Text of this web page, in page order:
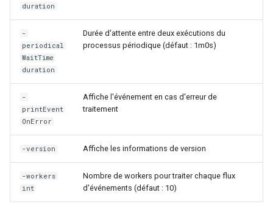
r
e
Configuration composants
Gestion fixtures
Listes de lecture
Mode Maintenance
Modèles de widget
Notifications
duration
-
periodical
WaitTime
duration
Durée d'attente entre deux exécutions du
processus périodique (défaut : 1m0s)
-
printEvent
OnError
Affiche l'événement en cas d'erreur de
traitement
-version Affiche les informations de version
-workers
int
Nombre de workers pour traiter chaque flux
d'événements (défaut : 10)